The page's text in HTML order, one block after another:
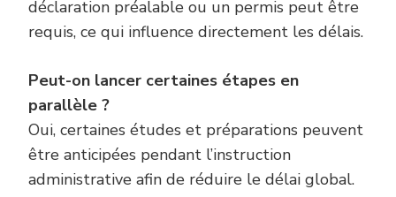
déclaration préalable ou un permis peut être
requis, ce qui influence directement les délais.
Peut-on lancer certaines étapes en
parallèle ?
Oui, certaines études et préparations peuvent
être anticipées pendant l’instruction
administrative afin de réduire le délai global.